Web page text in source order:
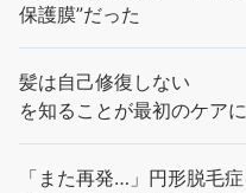
保護膜”だった
髪は自己修復
を知ることが最初のケア
「また再発…」円形脱毛